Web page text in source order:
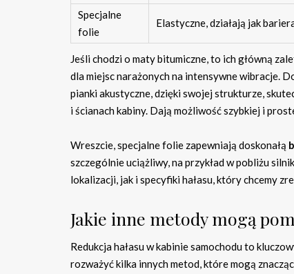
Specjalne
folie
Elastyczne, działają jak
Jeśli chodzi o maty bitumiczne, to ich główną
dla miejsc narażonych na intensywne wibracje.
pianki akustyczne, dzięki swojej strukturze,
i ścianach kabiny. Dają możliwość szybkiej i
Wreszcie, specjalne folie zapewniają doskonałą
szczególnie uciążliwy, na przykład w pobliżu
lokalizacji, jak i specyfiki hałasu, który chcemy
Jakie inne metody mogą
Redukcja hałasu w kabinie samochodu to
rozważyć kilka innych metod, które mogą